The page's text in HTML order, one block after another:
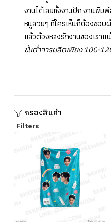
งานได้เลยทั้งงานปัก งานพิม
หนูสวยๆ ที่ใครเห็นก็ต้องชอ
แล้วต้องหลงรักงานของเราแ
ขั้นต่ำการผลิตเพียง 100-
กรองสินค้า
Filters